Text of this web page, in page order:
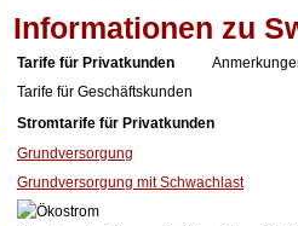
Informationen zu
Tarife für Privatkunden
Tarife für Geschäftskunden
Stromtarife für Privatkunden
Grundversorgung
Grundversorgung mit Schwachlast